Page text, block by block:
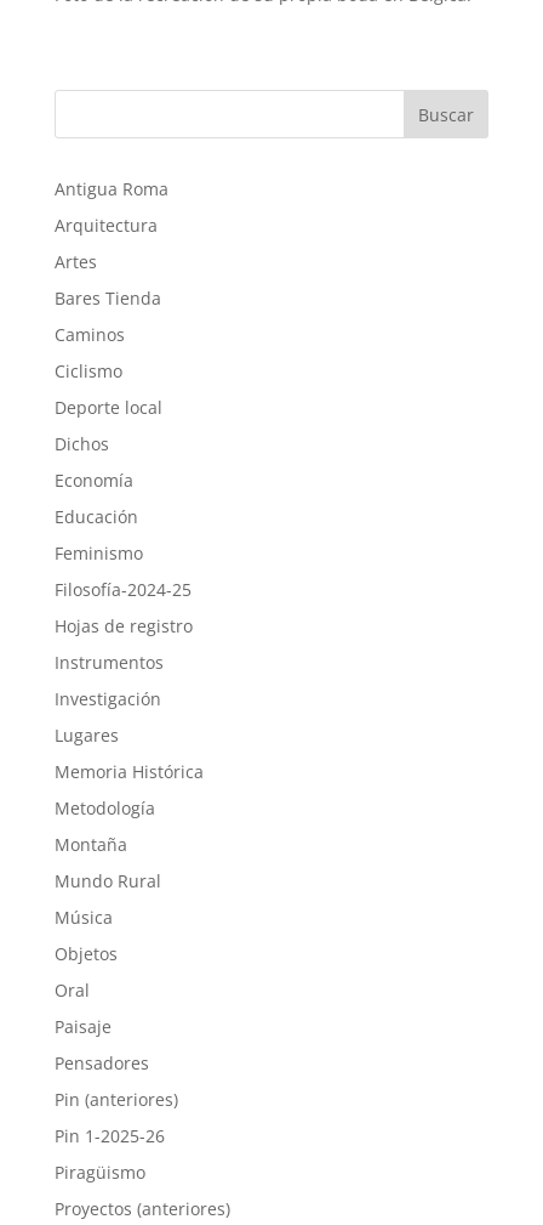
Buscar
Antigua Roma
Arquitectura
Artes
Bares Tienda
Caminos
Ciclismo
Deporte local
Dichos
Economía
Educación
Feminismo
Filosofía-2024-25
Hojas de registro
Instrumentos
Investigación
Lugares
Memoria Histórica
Metodología
Montaña
Mundo Rural
Música
Objetos
Oral
Paisaje
Pensadores
Pin (anteriores)
Pin 1-2025-26
Piragüismo
Proyectos (anteriores)